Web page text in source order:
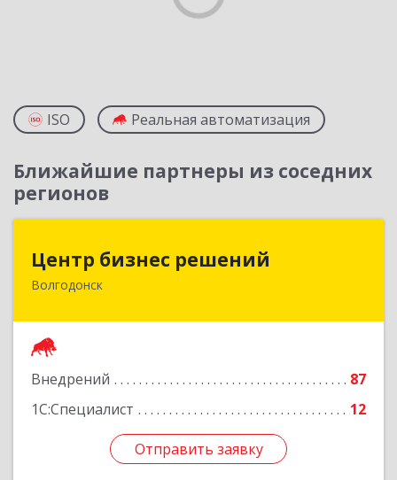
ISO Реальная автоматизация
Ближайшие партнеры из соседних
регионов
Центр бизнес решений
Волгодонск
Внедрений
87
1С:Специалист
12
Отправить заявку
Центр бизнес решений
347375, Ростовская обл, Волгодонск г,
Отправить заявку